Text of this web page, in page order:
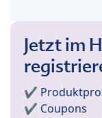
Jetzt im
✔️
✔️ Coupons